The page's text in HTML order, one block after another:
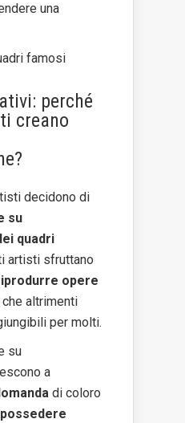
una
perché
creano
decidono di
su
quadri
artisti sfruttano
opere
che altrimenti
per molti.
su
a
di coloro
possedere